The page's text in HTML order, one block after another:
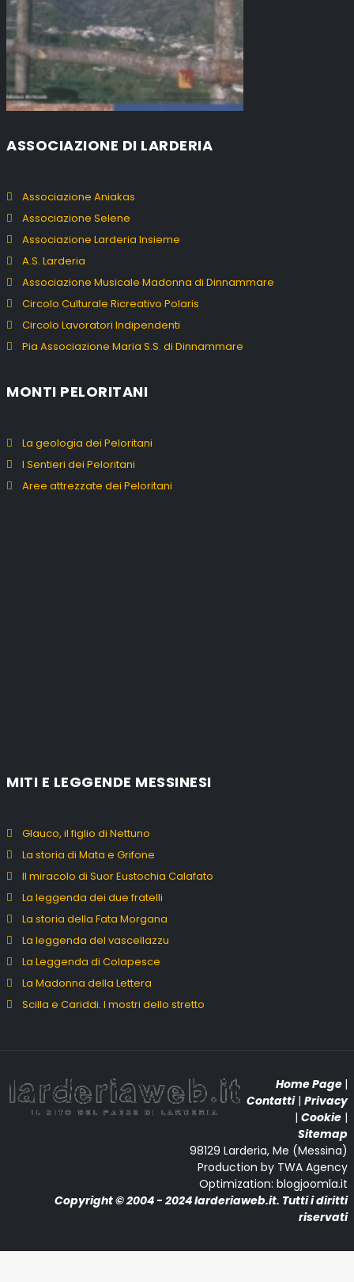
ASSOCIAZIONE DI LARDERIA
Associazione Aniakas
Associazione Selene
Associazione Larderia Insieme
A.S. Larderia
Associazione Musicale Madonna di Dinnammare
Circolo Culturale Ricreativo Polaris
Circolo Lavoratori Indipendenti
Pia Associazione Maria S.S. di Dinnammare
MONTI PELORITANI
La geologia dei Peloritani
I Sentieri dei Peloritani
Aree attrezzate dei Peloritani
MITI E LEGGENDE MESSINESI
Glauco, il figlio di Nettuno
La storia di Mata e Grifone
Il miracolo di Suor Eustochia Calafato
La leggenda dei due fratelli
La storia della Fata Morgana
La leggenda del vascellazzu
La Leggenda di Colapesce
La Madonna della Lettera
Scilla e Cariddi. I mostri dello stretto
Home Page |
Contatti| Privacy
| Cookie |
Sitemap
98129 Larderia, Me (Messina)
Production by TWA Agency
Optimization: blogjoomla.it
Copyright © 2004 - 2024 larderiaweb.it. Tutti i diritti
riservati